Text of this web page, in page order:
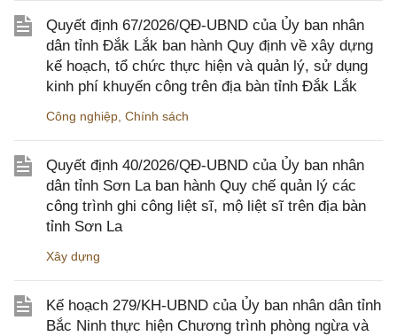
Quyết định 67/2026/QĐ-UBND của Ủy ban nhân
dân tỉnh Đắk Lắk ban hành Quy định về xây dựng
kế hoạch, tổ chức thực hiện và quản lý, sử dụng
kinh phí khuyến công trên địa bàn tỉnh Đắk Lắk
Công nghiệp Chính sách
Quyết định 40/2026/QĐ-UBND của Ủy ban nhân
dân tỉnh Sơn La ban hành Quy chế quản lý các
công trình ghi công liệt sĩ, mộ liệt sĩ trên địa bàn
tỉnh Sơn La
Xây dựng
Kế hoạch 279/KH-UBND của Ủy ban nhân dân tỉnh
Bắc Ninh thực hiện Chương trình phòng ngừa và